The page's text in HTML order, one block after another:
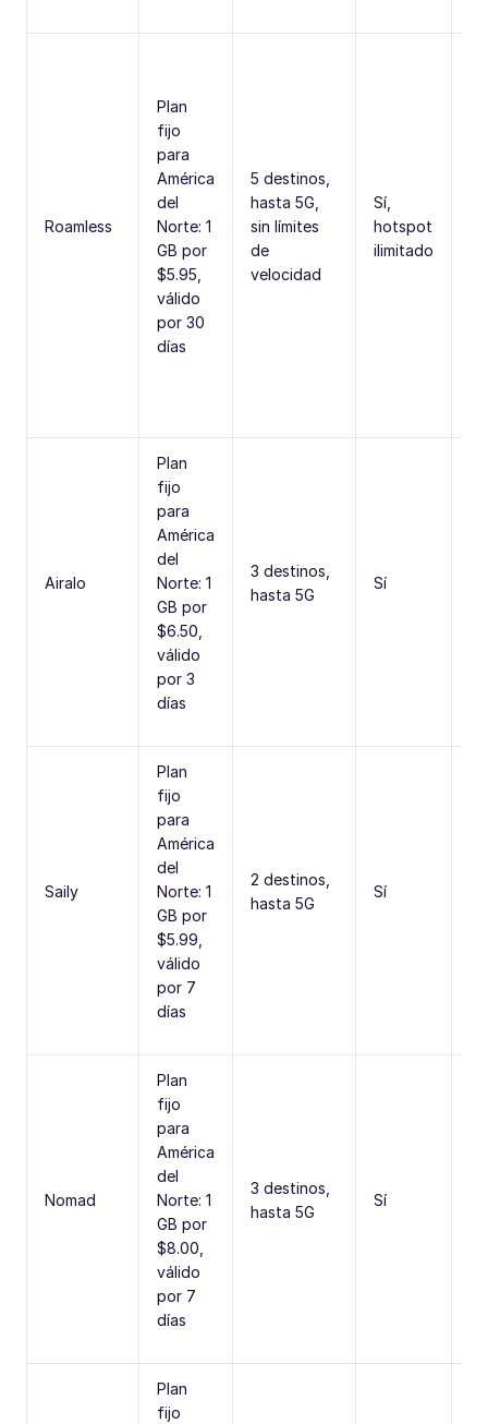
Roamless
Plan
fijo
para
América
del
Norte: 1
GB por
$5.95,
válido
por 30
días
5 destinos,
hasta 5G,
sin límites
de
velocidad
Sí,
hotspot
ilimitado
Airalo
Plan
fijo
para
América
del
Norte: 1
GB por
$6.50,
válido
por 3
días
3 destinos,
hasta 5G
Sí
Saily
Plan
fijo
para
América
del
Norte: 1
GB por
$5.99,
válido
por 7
días
2 destinos,
hasta 5G
Sí
Nomad
Plan
fijo
para
América
del
Norte: 1
GB por
$8.00,
válido
por 7
días
3 destinos,
hasta 5G
Sí
Plan
fijo